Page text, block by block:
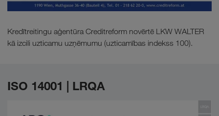
Kredītreitingu aģentūra Creditreform novērtē LKW WALTER
kā izcili uzticamu uzņēmumu (uzticamības indekss 100).
ISO 14001 | LRQA